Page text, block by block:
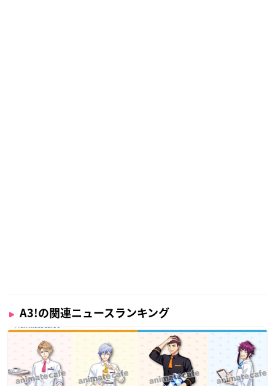
A3!の関連ニュースランキング